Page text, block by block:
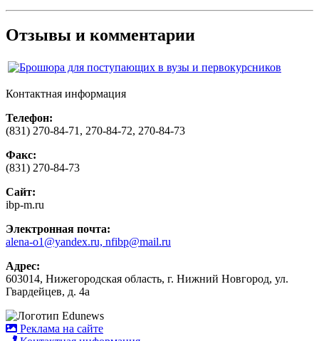
Отзывы и комментарии
Контактная информация
Телефон:
(831) 270-84-71, 270-84-72, 270-84-73
Факс:
(831) 270-84-73
Сайт:
ibp-m.ru
Электронная почта:
alena-o1@yandex.ru, nfibp@mail.ru
Адрес:
603014, Нижегородская область, г. Нижний Новгород, ул.
Гвардейцев, д. 4а
Реклама на сайте